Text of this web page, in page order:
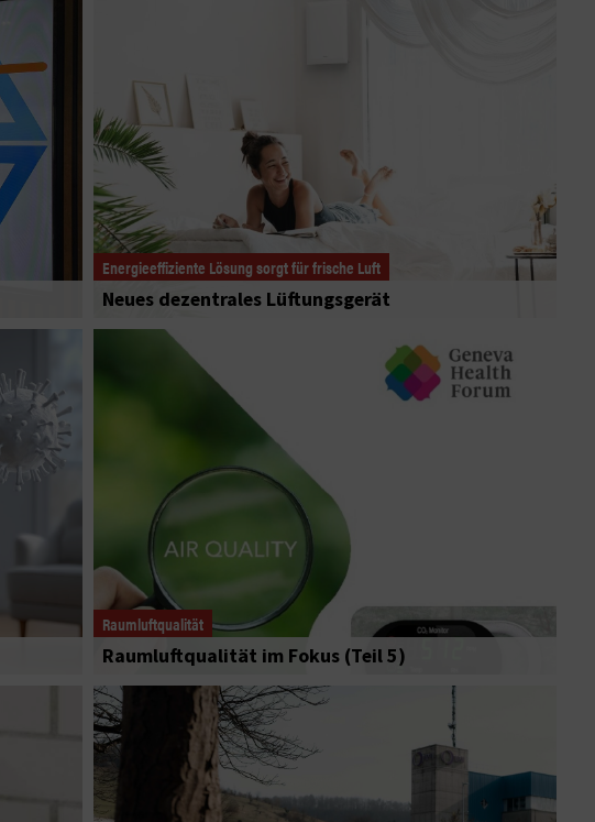
Energieeffiziente Lösung sorgt für frische Luft
Neues dezentrales Lüftungsgerät
Raumluftqualität
Raumluftqualität im Fokus (Teil 5)